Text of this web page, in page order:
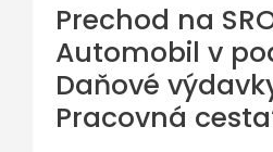
Prechod na
Automobil v
Daňové
Pracovná